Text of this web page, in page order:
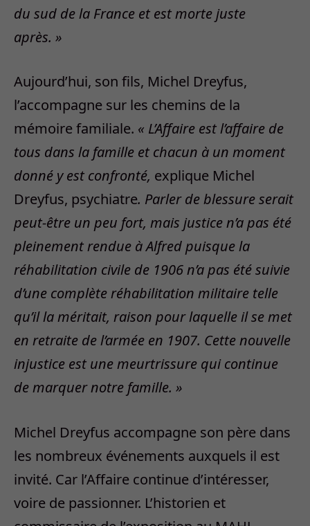
du sud de la France et est morte juste
après. »
Aujourd’hui, son fils, Michel Dreyfus,
l’accompagne sur les chemins de la
mémoire familiale. « L’Affaire est l’affaire de
tous dans la famille et chacun à un moment
donné y est confronté, explique Michel
Dreyfus, psychiatre. Parler de blessure serait
peut-être un peu fort, mais justice n’a pas été
pleinement rendue à Alfred puisque la
réhabilitation civile de 1906 n’a pas été suivie
d’une complète réhabilitation militaire telle
qu’il la méritait, raison pour laquelle il se met
en retraite de l’armée en 1907. Cette nouvelle
injustice est une meurtrissure qui continue
de marquer notre famille. »
Michel Dreyfus accompagne son père dans
les nombreux événements auxquels il est
invité. Car l’Affaire continue d’intéresser,
voire de passionner. L’historien et